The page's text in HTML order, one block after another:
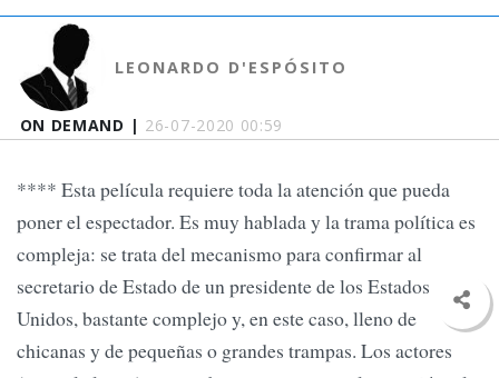
ON DEMAND | 26-07-2020 00:59
LEONARDO D'ESPÓSITO
**** Esta película requiere toda la atención que pueda
poner el espectador. Es muy hablada y la trama política es
compleja: se trata del mecanismo para confirmar al
secretario de Estado de un presidente de los Estados
Unidos, bastante complejo y, en este caso, lleno de
chicanas y de pequeñas o grandes trampas. Los actores